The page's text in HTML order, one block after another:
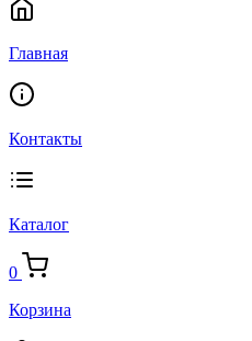
Главная
Контакты
Каталог
0
Корзина